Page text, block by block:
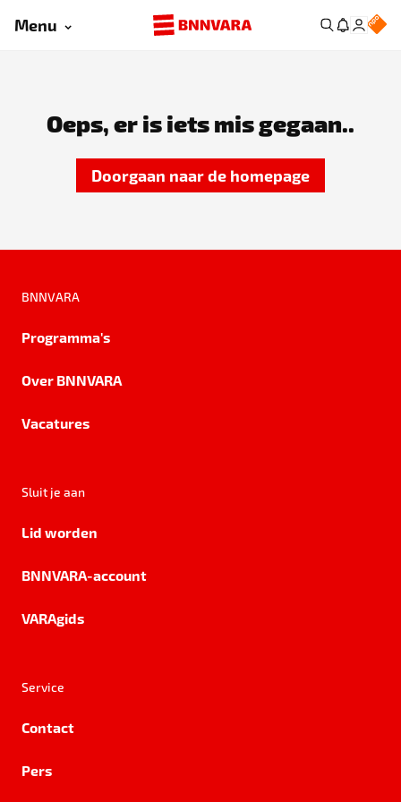
Menu
Oeps, er is iets mis gegaan..
Doorgaan naar de homepage
BNNVARA
Programma's
Over BNNVARA
Vacatures
Sluit je aan
Lid worden
BNNVARA-account
VARAgids
Service
Contact
Pers